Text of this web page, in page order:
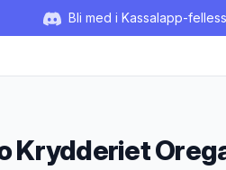
Bli med i Kassalapp-
Krydderiet